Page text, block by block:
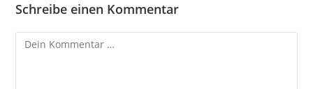
Schreibe einen Kommentar
Kommentar